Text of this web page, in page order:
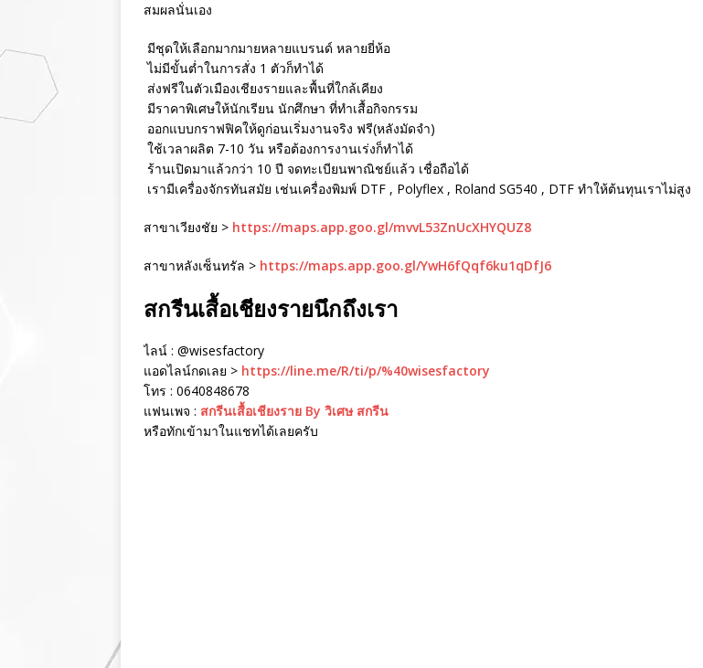
สมผลนั่นเอง
มีชุดให้เลือกมากมายหลายแบรนด์ หลายยี่ห้อ
ไม่มีขั้นต่ำในการสั่ง 1 ตัวก็ทำได้
ส่งฟรีในตัวเมืองเชียงรายและพื้นที่ใกล้เคียง
มีราคาพิเศษให้นักเรียน นักศึกษา ที่ทำเสื้อกิจกรรม
ออกแบบกราฟฟิคให้ดูก่อนเริ่มงานจริง ฟรี(หลังมัดจำ)
ใช้เวลาผลิต 7-10 วัน หรือต้องการงานเร่งก็ทำได้
ร้านเปิดมาแล้วกว่า 10 ปี จดทะเบียนพาณิชย์แล้ว เชื่อถือได้
เรามีเครื่องจักรทันสมัย เช่นเครื่องพิมพ์ DTF , Polyflex , Roland SG540 , DTF ทำให้ต้นทุนเราไม่สูง
สาขาเวียงชัย > https://maps.app.goo.gl/mvvL53ZnUcXHYQUZ8
สาขาหลังเซ็นทรัล > https://maps.app.goo.gl/YwH6fQqf6ku1qDfJ6
สกรีนเสื้อเชียงรายนึกถึงเรา
ไลน์ : @wisesfactory
แอดไลน์กดเลย > https://line.me/R/ti/p/%40wisesfactory
โทร : 0640848678
แฟนเพจ : สกรีนเสื้อเชียงราย By วิเศษ สกรีน
หรือทักเข้ามาในแชทได้เลยครับ